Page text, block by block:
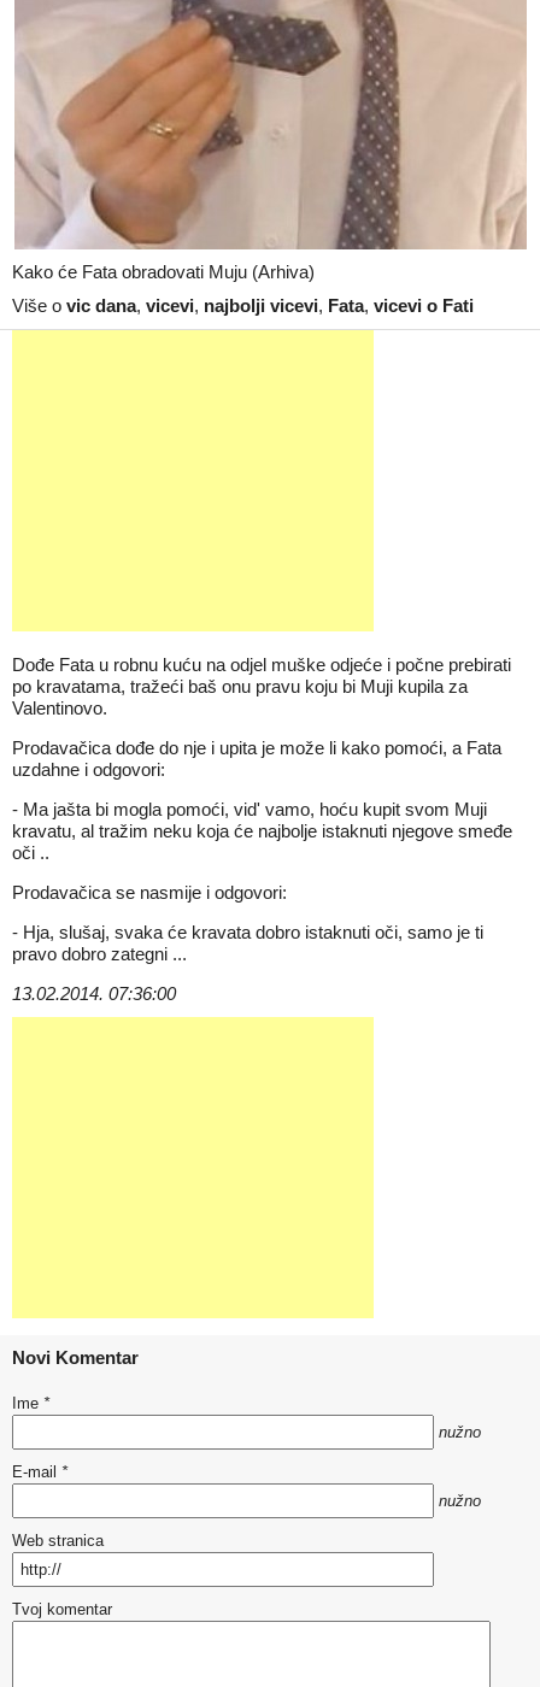
Kako će Fata obradovati Muju (Arhiva)
Više o vic dana, vicevi, najbolji vicevi, Fata, vicevi o Fati
Dođe Fata u robnu kuću na odjel muške odjeće i počne prebirati
po kravatama, tražeći baš onu pravu koju bi Muji kupila za
Valentinovo.
Prodavačica dođe do nje i upita je može li kako pomoći, a Fata
uzdahne i odgovori:
- Ma jašta bi mogla pomoći, vid' vamo, hoću kupit svom Muji
kravatu, al tražim neku koja će najbolje istaknuti njegove smeđe
oči ..
Prodavačica se nasmije i odgovori:
- Hja, slušaj, svaka će kravata dobro istaknuti oči, samo je ti
pravo dobro zategni ...
13.02.2014. 07:36:00
Novi Komentar
Ime *
nužno
E-mail *
nužno
Web stranica
Tvoj komentar